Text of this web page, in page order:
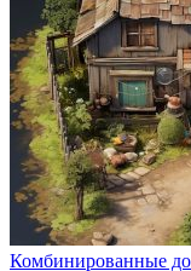
Комбинированные